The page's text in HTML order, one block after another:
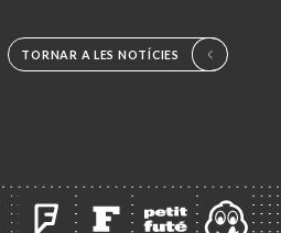
TORNAR A LES NOTÍCIES